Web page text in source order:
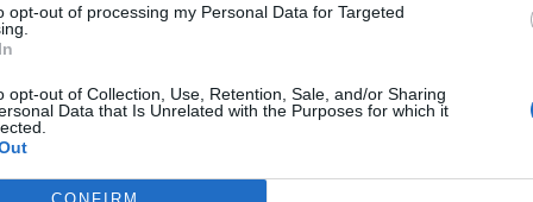
opt-out of processing my Personal Data for Targeted
opt-out of Collection, Use, Retention, Sale, and/or Sharing
Data that Is Unrelated with the Purposes for which it